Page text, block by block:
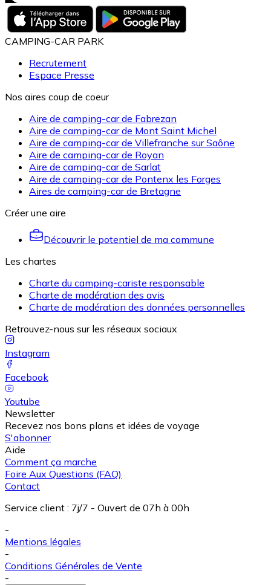
CAMPING-CAR PARK
Recrutement
Espace Presse
Nos aires coup de coeur
Aire de camping-car de Fabrezan
Aire de camping-car de Mont Saint Michel
Aire de camping-car de Villefranche sur Saône
Aire de camping-car de Royan
Aire de camping-car de Sarlat
Aire de camping-car de Pontenx les Forges
Aires de camping-car de Bretagne
Créer une aire
Découvrir le potentiel de ma commune
Les chartes
Charte du camping-cariste responsable
Charte de modération des avis
Charte de modération des données personnelles
Retrouvez-nous sur les réseaux sociaux
Instagram
Facebook
Youtube
Newsletter
Recevez nos bons plans et idées de voyage
S'abonner
Aide
Comment ça marche
Foire Aux Questions (FAQ)
Contact
Service client : 7j/7 - Ouvert de 07h à 00h
-
Mentions légales
-
Conditions Générales de Vente
-